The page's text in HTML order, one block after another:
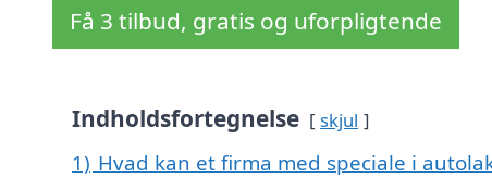
Få 3 tilbud, gratis og uforpligtende
Indholdsfortegnelse skjul
1) Hvad kan et firma med speciale i